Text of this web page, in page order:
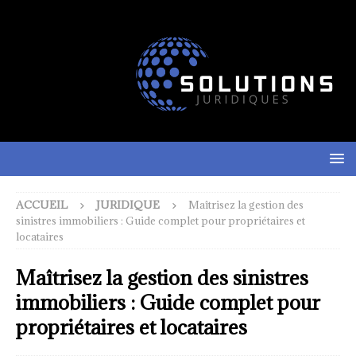
ACCUEIL JURIDIQUE
Maîtrisez la gestion des
sinistres immobiliers : Guide complet pour propriétaires et
locataires
Maîtrisez la gestion des sinistres
immobiliers : Guide complet pour
propriétaires et locataires